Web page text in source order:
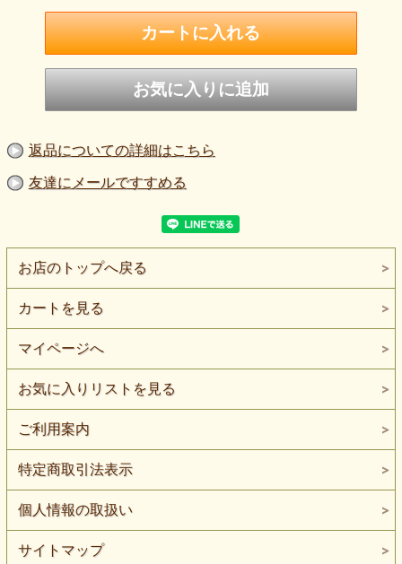
返品についての詳細はこちら
友達にメールですすめる
お店のトップへ戻る
カートを見る
マイページへ
お気に入りリストを見る
ご利用案内
特定商取引法表示
個人情報の取扱い
サイトマップ